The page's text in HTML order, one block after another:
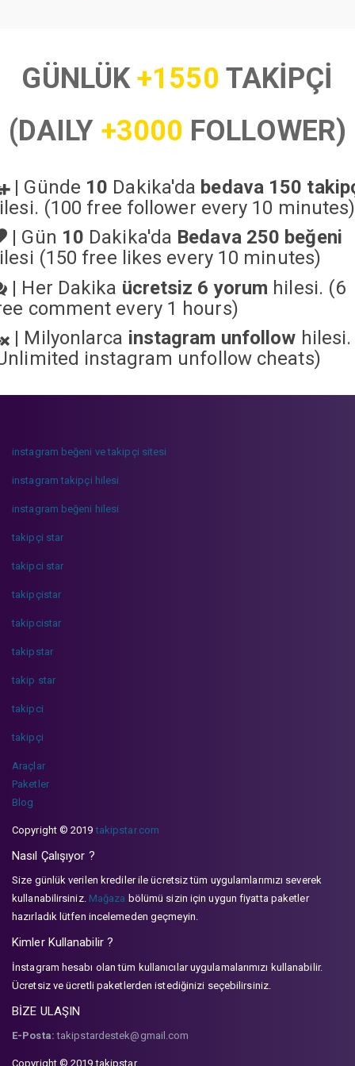
GÜNLÜK+1550 TAKİPÇİ
(DAILY +3000 FOLLOWER)
| Günde 10 Dakika'da bedava 150
(100 free follower every 10 minutes)
| Gün 10 Dakika'da Bedava 250 beğeni
(150 free likes every 10 minutes)
| Her Dakika ücretsiz 6 yorum hilesi. (6
comment every 1 hours)
| Milyonlarca instagram unfollow hilesi.
instagram unfollow cheats)
instagram beğeni ve takipçi sitesi
instagram takipçi hilesi
instagram beğeni hilesi
takipçi star
takipci star
takipçistar
takipcistar
takipstar
takip star
takipci
takipçi
Araçlar
Paketler
Blog
Copyright © 2019takipstar.com
Nasıl Çalışıyor ?
Size günlük verilen krediler ile ücretsiz tüm uygulamlarımızı severek
kullanabilirsiniz. Mağaza bölümü sizin için uygun fiyatta paketler
hazırladık lütfen incelemeden geçmeyin.
Kimler Kullanabilir ?
İnstagram hesabı olan tüm kullanıcılar uygulamalarımızı kullanabilir.
Ücretsiz ve ücretli paketlerden istediğinizi seçebilirsiniz.
BİZE ULAŞIN
E-Posta: takipstardestek@gmail.com
Copyright © 2019 takipstar.